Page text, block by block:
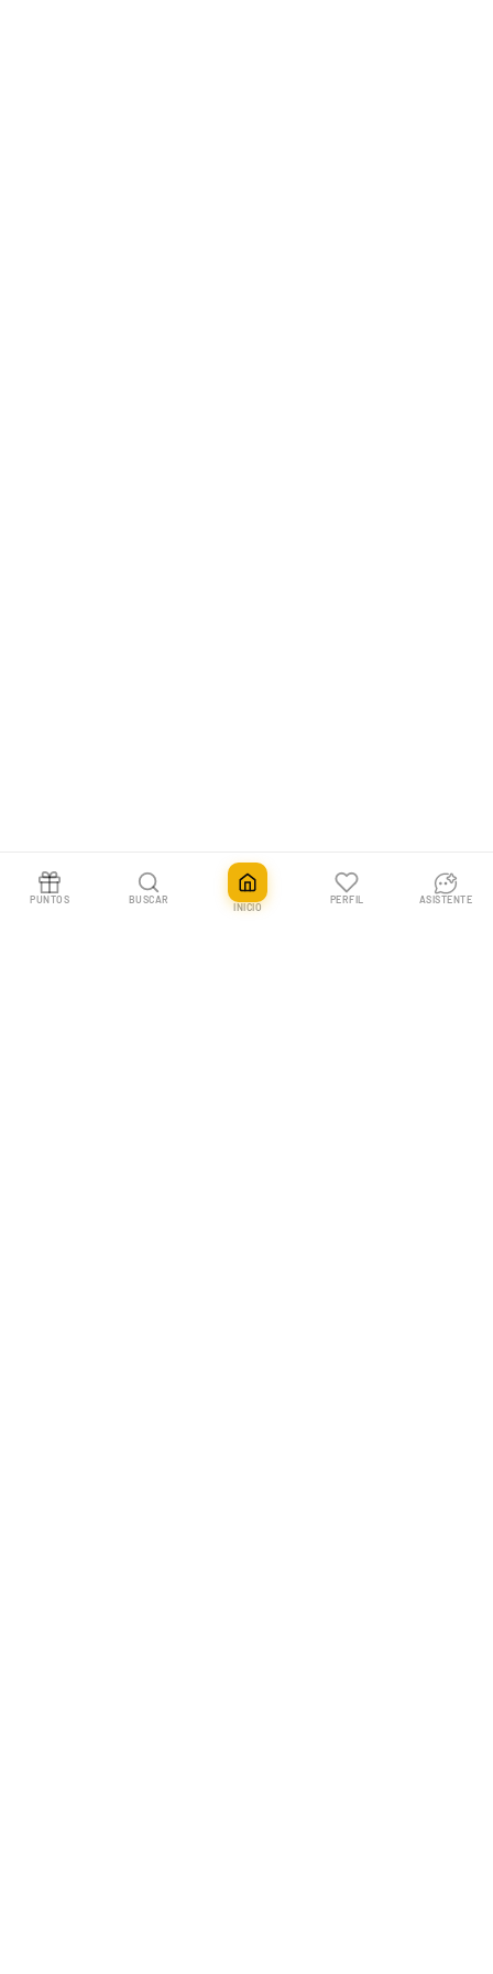
PUNTOS BUSCAR
INICIO
PERFIL ASISTENTE